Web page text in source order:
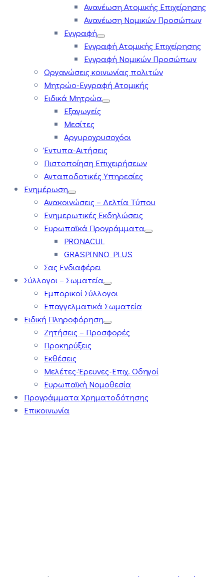
Ανανέωση Ατομικής Επιχείρησης
Ανανέωση Νομικών Προσώπων
Εγγραφή
Εγγραφή Ατομικής Επιχείρησης
Εγγραφή Νομικών Προσώπων
Οργανώσεις κοινωνίας πολιτών
Μητρώο-Εγγραφή Ατομικής
Ειδικά Μητρώα
Εξαγωγείς
Μεσίτες
Αργυροχρυσοχόοι
Έντυπα-Αιτήσεις
Πιστοποίηση Επιχειρήσεων
Ανταποδοτικές Υπηρεσίες
Ενημέρωση
Ανακοινώσεις – Δελτία Τύπου
Ενημερωτικές Εκδηλώσεις
Ευρωπαϊκά Προγράμματα
PRONACUL
GRASPINNO PLUS
Σας Ενδιαφέρει
Σύλλογοι – Σωματεία
Εμπορικοί Σύλλογοι
Επαγγελματικά Σωματεία
Ειδική Πληροφόρηση
Ζητήσεις – Προσφορές
Προκηρύξεις
Εκθέσεις
Μελέτες-Έρευνες-Επιχ. Οδηγοί
Ευρωπαϊκή Νομοθεσία
Προγράμματα Χρηματοδότησης
Επικοινωνία